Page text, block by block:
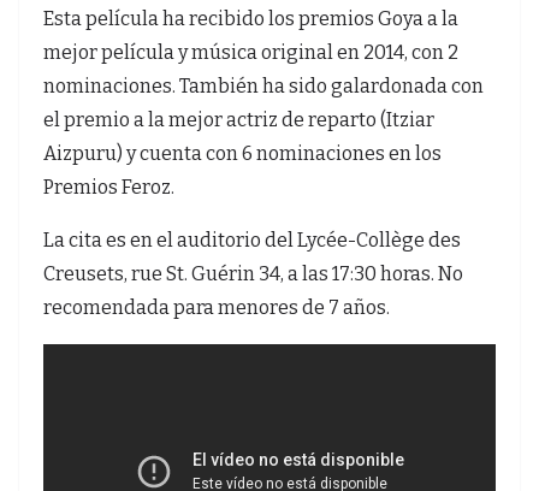
Esta película ha recibido los premios Goya a la
mejor película y música original en 2014, con 2
nominaciones. También ha sido galardonada con
el premio a la mejor actriz de reparto (Itziar
Aizpuru) y cuenta con 6 nominaciones en los
Premios Feroz.
La cita es en el auditorio del Lycée-Collège des
Creusets, rue St. Guérin 34, a las 17:30 horas. No
recomendada para menores de 7 años.